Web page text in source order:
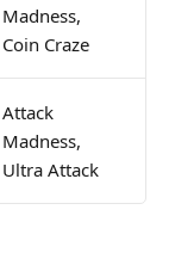
Madness,
Coin Craze
Attack
Madness,
Ultra Attack